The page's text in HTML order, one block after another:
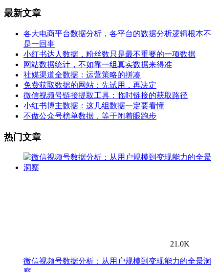
最新文章
各大电商平台数据分析，各平台的数据分析逻辑根本不
是一回事
小红书达人数据，粉丝数只是最不重要的一项数据
网站数据统计，不如靠一组真实数据来得准
社媒渠道全数据：运营策略的拼凑
免费获取数据的网站：先试用，再决定
微信视频号链接提取工具：临时链接的获取路径
小红书博主数据：这几组数据一定要看懂
不做公众号榜单数据，等于闭着眼跑步
热门文章
21.0K
微信视频号数据分析：从用户规模到变现能力的全景洞